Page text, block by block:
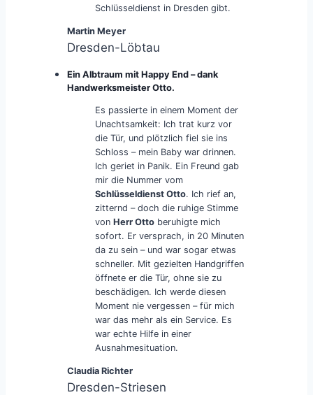
Schlüsseldienst in Dresden gibt.
Martin Meyer
Dresden-Löbtau
Ein Albtraum mit Happy End – dank
Handwerksmeister Otto.
Es passierte in einem Moment der
Unachtsamkeit: Ich trat kurz vor
die Tür, und plötzlich fiel sie ins
Schloss – mein Baby war drinnen.
Ich geriet in Panik. Ein Freund gab
mir die Nummer vom
Schlüsseldienst Otto. Ich rief an,
zitternd – doch die ruhige Stimme
von Herr Otto beruhigte mich
sofort. Er versprach, in 20 Minuten
da zu sein – und war sogar etwas
schneller. Mit gezielten Handgriffen
öffnete er die Tür, ohne sie zu
beschädigen. Ich werde diesen
Moment nie vergessen – für mich
war das mehr als ein Service. Es
war echte Hilfe in einer
Ausnahmesituation.
Claudia Richter
Dresden-Striesen